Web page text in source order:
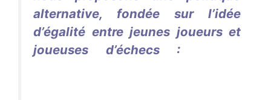
alternative, fondée sur l’idée
d’égalité entre jeunes joueurs et
joueuses d’échecs :